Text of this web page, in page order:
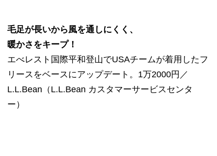
毛足が長いから風を通しにくく、
暖かさをキープ！
エべレスト国際平和登山でUSAチームが着用したフ
リースをベースにアップデート。1万2000円／
L.L.Bean（L.L.Bean カスタマーサービスセンタ
ー）